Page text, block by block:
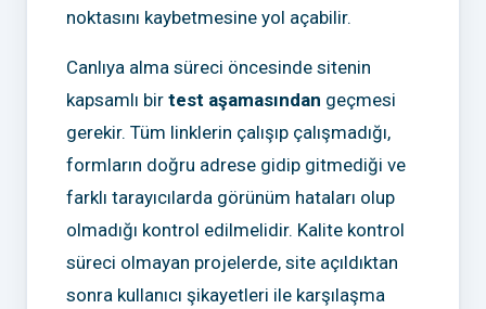
noktasını kaybetmesine yol açabilir.
Canlıya alma süreci öncesinde sitenin
kapsamlı bir test aşamasından geçmesi
gerekir. Tüm linklerin çalışıp çalışmadığı,
formların doğru adrese gidip gitmediği ve
farklı tarayıcılarda görünüm hataları olup
olmadığı kontrol edilmelidir. Kalite kontrol
süreci olmayan projelerde, site açıldıktan
sonra kullanıcı şikayetleri ile karşılaşma